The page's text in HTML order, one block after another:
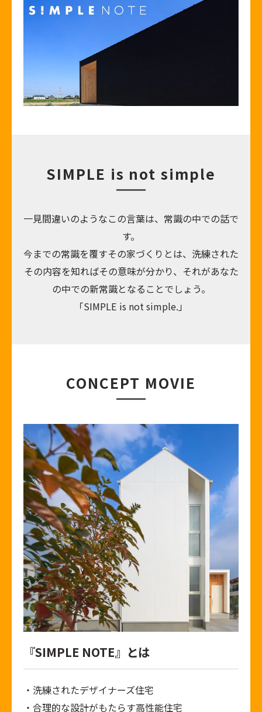
SIMPLE is not simple
一見間違いのようなこの言葉は、常識の中での話で
す。
今までの常識を覆すその家づくりとは、洗練された
その内容を知ればその意味が分かり、それがあなた
の中での新常識となることでしょう。
「SIMPLE is not simple.」
CONCEPT MOVIE
『SIMPLE NOTE』とは
・洗練されたデザイナーズ住宅
・合理的な設計がもたらす高性能住宅